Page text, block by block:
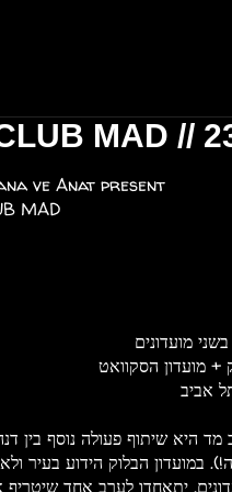
MAD //
ve Anat present
MAD
מועדונים
+ מועדון הסקוואט
היא שיתוף פעולה נוסף בין
במועדון הבלוק הידוע בעיר
יתאחדו לערב אחד